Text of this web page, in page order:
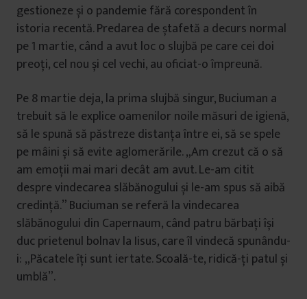
gestioneze și o pandemie fără corespondent în
istoria recentă. Predarea de ștafetă a decurs normal
pe 1 martie, când a avut loc o slujbă pe care cei doi
preoți, cel nou și cel vechi, au oficiat-o împreună.
Pe 8 martie deja, la prima slujbă singur, Buciuman a
trebuit să le explice oamenilor noile măsuri de igienă,
să le spună să păstreze distanța între ei, să se spele
pe mâini și să evite aglomerările. „Am crezut că o să
am emoții mai mari decât am avut. Le-am citit
despre vindecarea slăbănogului și le-am spus să aibă
credință.” Buciuman se referă la vindecarea
slăbănogului din Capernaum, când patru bărbați își
duc prietenul bolnav la Iisus, care îl vindecă spunându-
i: „Păcatele îți sunt iertate. Scoală-te, ridică-ți patul și
umblă”.